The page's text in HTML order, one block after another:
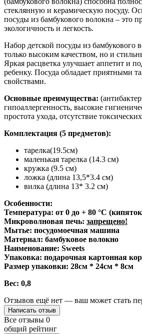
стеклянную и керамическую посуду.
посуды из бамбукового волокна – это
экологичность и легкость.
Набор детской посуды из бамбукового
только высоким качеством, но и
Яркая расцветка улучшает аппетит и
ребенку. Посуда обладает приятными
свойствами.
Основные преимущества:
гипоаллергенность, высокие
простота ухода, отсутствие
Комплектация (5 предметов):
тарелка(19.5см)
маленькая тарелка (14.3 см)
кружка (9.5 см)
ложка (длина 13,5*3.4 см)
вилка (длина 13* 3.2 см)
Особенности:
Температура: от 0 до + 80 °С
Микроволновая печь: запрещено!
Мытье: посудомоечная машина
Материал: бамбуковое волокно
Наименование: Sweets
Упаковка: подарочная картонная
Размер упаковки: 28см * 24см * 8см
Вес: 0,8
Отзывов ещё нет — ваш может стать
Написать отзыв
Все отзывы 0
общий рейтинг